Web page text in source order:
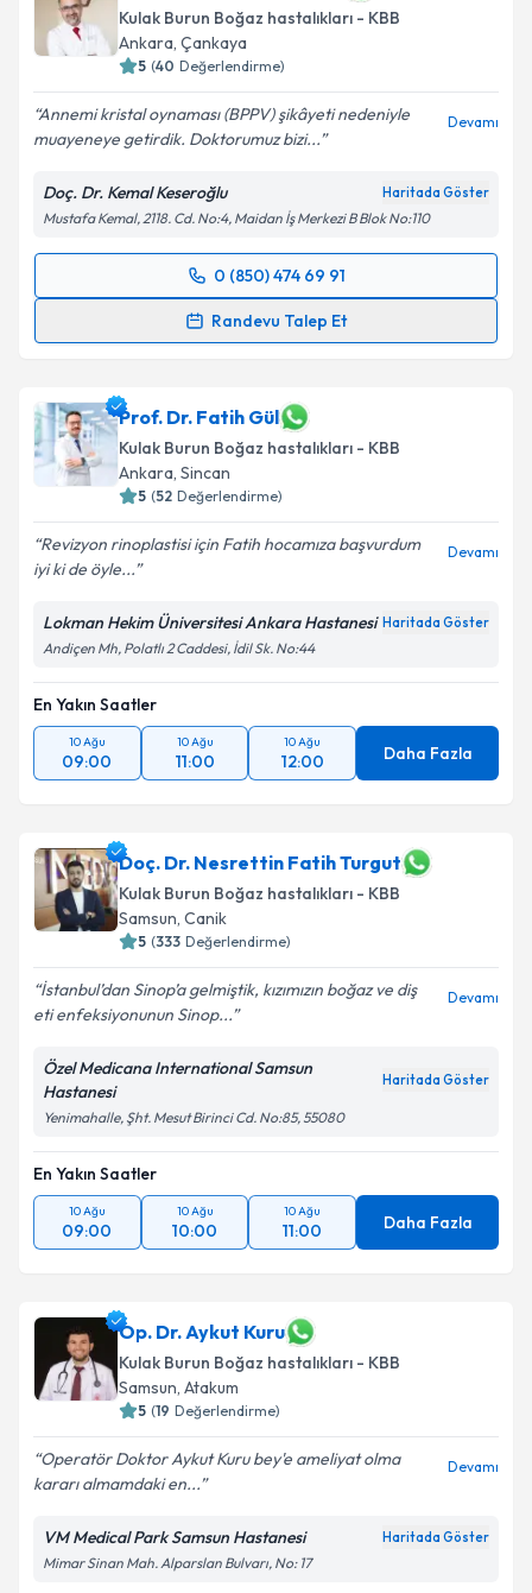
Kulak Burun Boğaz hastalıkları - KBB
Ankara, Çankaya
5 (40 Değerlendirme)
Annemi kristal oynaması (BPPV) şikâyeti nedeniyle
muayeneye getirdik. Doktorumuz bizi...
Devamı
Doç. Dr. Kemal Keseroğlu Haritada Göster
Mustafa Kemal, 2118. Cd. No:4, Maidan İş Merkezi B Blok No:110
0 (850) 474 69 91
Randevu Talep Et
Randevu Takvimi Talebi
takvim hazırlandığında e-posta ile bilgilendireceğiz.
E-posta Adresiniz
Kişisel verilerimin işlenmesine ilişkin
kapsamda işlenmesini kabul ediyorum.
Prof. Dr. Fatih Gül
Kulak Burun Boğaz hastalıkları - KBB
Ankara, Sincan
5 (52 Değerlendirme)
Revizyon rinoplastisi için Fatih hocamıza başvurdum
iyi ki de öyle...
Devamı
Lokman Hekim Üniversitesi Ankara Hastanesi Haritada Göster
Andiçen Mh, Polatlı 2 Caddesi, İdil Sk. No:44
En Yakın Saatler
10 Ağu
09:00
10 Ağu
11:00
10 Ağu
12:00 Daha Fazla
Doç. Dr. Nesrettin Fatih Turgut
Kulak Burun Boğaz hastalıkları - KBB
Samsun, Canik
5 (333 Değerlendirme)
İstanbul’dan Sinop’a gelmiştik, kızımızın boğaz ve diş
eti enfeksiyonunun Sinop...
Devamı
Özel Medicana International Samsun
Hastanesi
Haritada Göster
Yenimahalle, Şht. Mesut Birinci Cd. No:85, 55080
En Yakın Saatler
10 Ağu
09:00
10 Ağu
10:00
10 Ağu
11:00 Daha Fazla
Op. Dr. Aykut Kuru
Kulak Burun Boğaz hastalıkları - KBB
Samsun, Atakum
5 (19 Değerlendirme)
Operatör Doktor Aykut Kuru bey'e ameliyat olma
kararı almamdaki en...
Devamı
VM Medical Park Samsun Hastanesi Haritada Göster
Mimar Sinan Mah. Alparslan Bulvarı, No: 17